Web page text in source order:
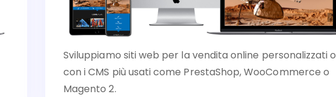
Sviluppiamo siti web per la vendita online personalizzati o
con i CMS più usati come PrestaShop, WooCommerce o
Magento 2.